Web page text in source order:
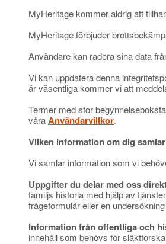
MyHeritage kommer aldrig att
MyHeritage förbjuder
Användare kan radera sina data
Vi kan uppdatera denna
är väsentliga kommer vi att
Termer med stor
våraAnvändarvillkor.
Vilken information om dig
Vi samlar information som vi
Uppgifter du delar med oss
familjs historia med hjälp av
frågeformulär eller en
Information från offentliga och
innehåll som behövs för